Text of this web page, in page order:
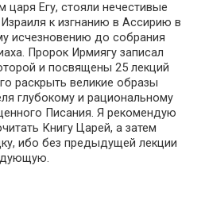
царя Егу, стояли нечестивые
к изгнанию в Ассирию в
исчезновению до собрания
Пророк Ирмиягу записал
и посвящены 25 лекций
раскрыть великие образы
глубокому и рациональному
Писания. Я рекомендую
Книгу Царей, а затем
ибо без предыдущей лекции